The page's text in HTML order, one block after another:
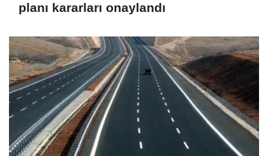
planı kararları onaylandı